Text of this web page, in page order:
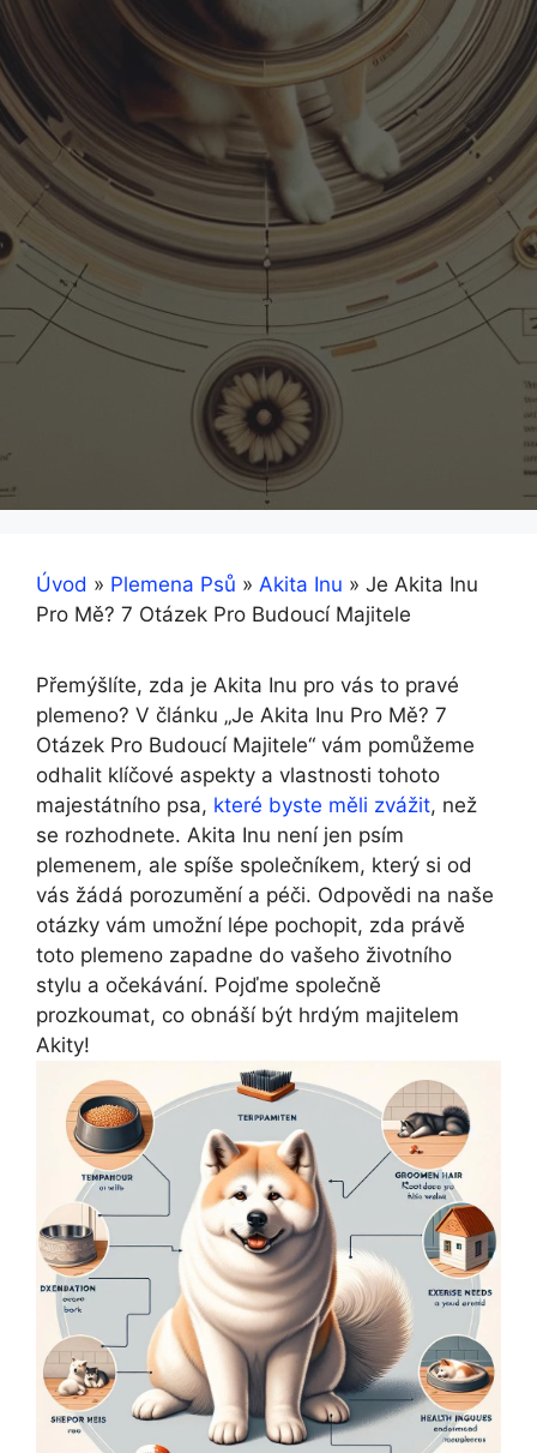
Úvod » Plemena Psů » Akita Inu » Je Akita Inu
Pro Mě? 7 Otázek Pro Budoucí Majitele
Přemýšlíte, zda je Akita Inu pro vás to pravé
plemeno? V článku „Je Akita Inu Pro Mě? 7
Otázek Pro Budoucí Majitele“ vám pomůžeme
odhalit klíčové aspekty a vlastnosti tohoto
majestátního psa, které byste měli zvážit, než
se rozhodnete. Akita Inu není jen psím
plemenem, ale spíše společníkem, který si od
vás žádá porozumění a péči. Odpovědi na naše
otázky vám umožní lépe pochopit, zda právě
toto plemeno zapadne do vašeho životního
stylu a očekávání. Pojďme společně
prozkoumat, co obnáší být hrdým majitelem
Akity!